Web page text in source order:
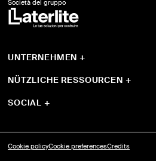
Società del gruppo
UNTERNEHMEN+
Sistemi
NÜTZLICHE RESSOURCEN +
Download
SOCIAL +
Cookie policyCookie preferencesCredits